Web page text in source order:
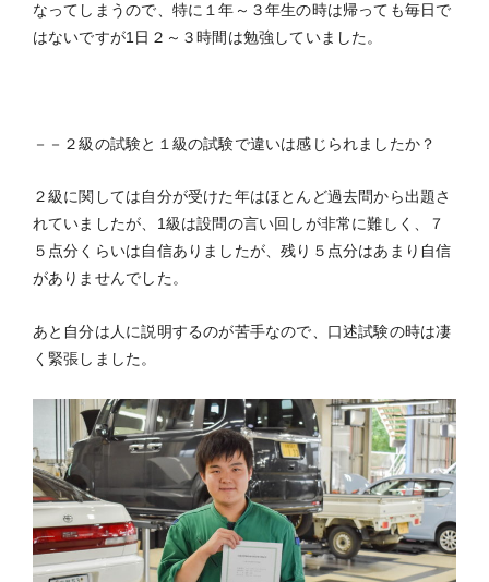
なってしまうので、特に１年～３年生の時は帰っても毎日で
はないですが1日２～３時間は勉強していました。
－－２級の試験と１級の試験で違いは感じられましたか？
２級に関しては自分が受けた年はほとんど過去問から出題さ
れていましたが、1級は設問の言い回しが非常に難しく、７
５点分くらいは自信ありましたが、残り５点分はあまり自信
がありませんでした。
あと自分は人に説明するのが苦手なので、口述試験の時は凄
く緊張しました。